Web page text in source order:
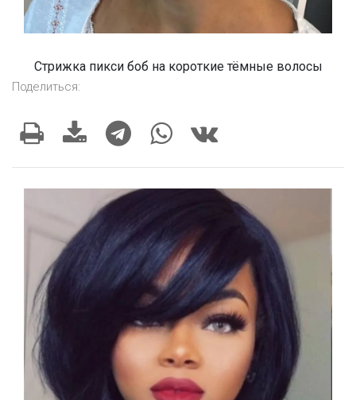
Стрижка пикси боб на короткие тёмные волосы
Поделиться: